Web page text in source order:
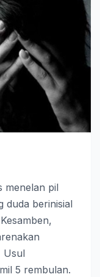
menelan pil
duda berinisial
Usul
5 rembulan.